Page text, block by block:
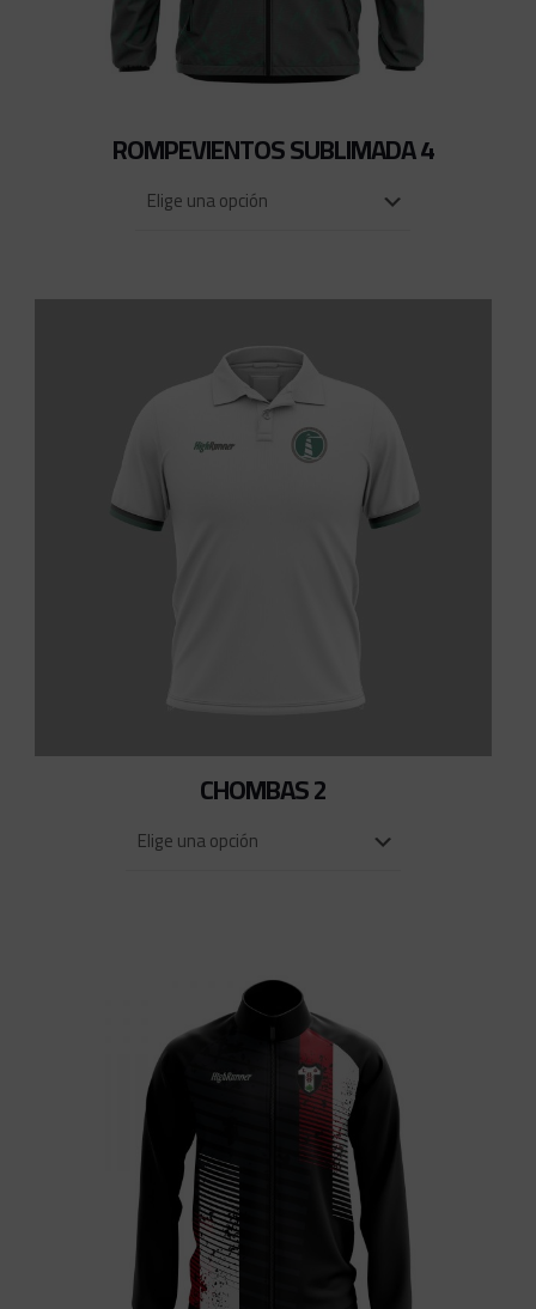
ROMPEVIENTOS SUBLIMADA 4
CHOMBAS 2